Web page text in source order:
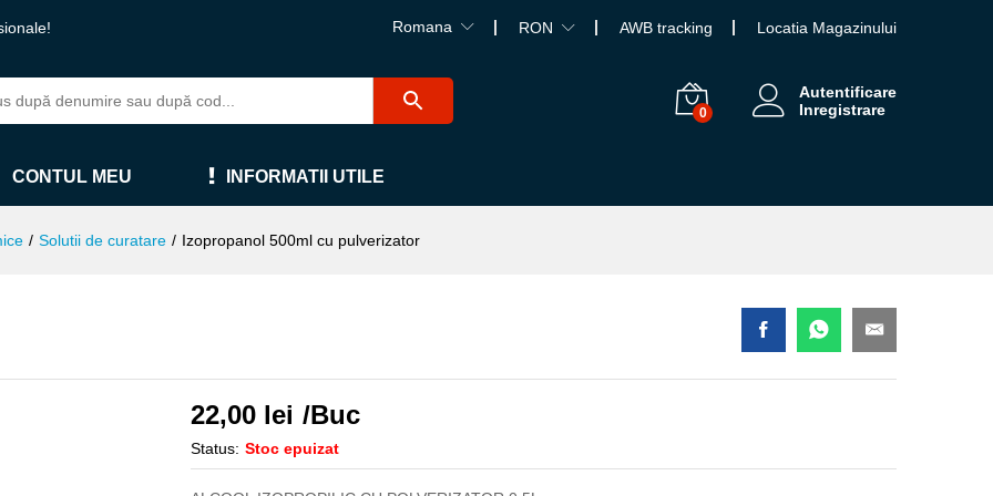
Romana RON AWB tracking Locatia Magazinului
0
Autentificare
Inregistrare
CONTUL MEU INFORMATII UTILE
/ Solutii de curatare / Izopropanol 500ml cu pulverizator
22,00 lei /Buc
Status: Stoc epuizat